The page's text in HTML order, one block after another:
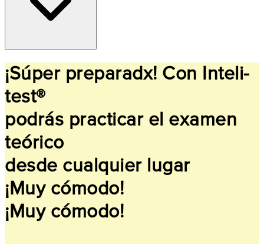
¡Súper preparadx! Con Inteli-
test®
podrás practicar el examen
teórico
desde cualquier lugar
¡Muy cómodo!
¡Muy cómodo!